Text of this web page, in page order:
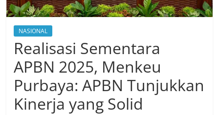
NASIONAL
Realisasi Sementara
APBN 2025, Menkeu
Purbaya: APBN Tunjukkan
Kinerja yang Solid